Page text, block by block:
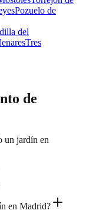
Pozuelo de
del
Tres
de
un jardín en
en Madrid?